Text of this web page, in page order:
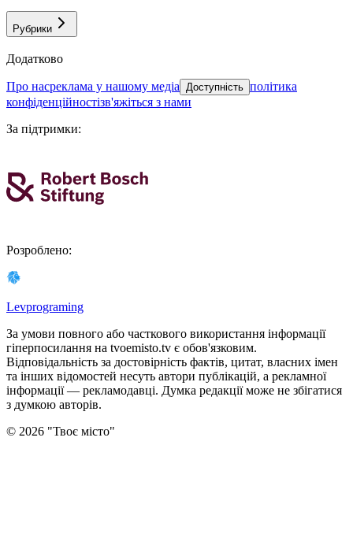
Рубрики
Додатково
про насреклама у нашому медіа Доступність політика
конфіденційностізв'яжіться з нами
За підтримки:
Розроблено:
Levprograming
За умови повного або часткового використання iнформацiї
гіперпосилання на tvoemisto.tv є обов'язковим.
Відповідальність за достовірність фактів, цитат, власних імен
та інших відомостей несуть автори публікацій, а рекламної
інформації — рекламодавці. Думка редакцiї може не збiгатися
з думкою авторiв.
© 2026 "Твоє місто"